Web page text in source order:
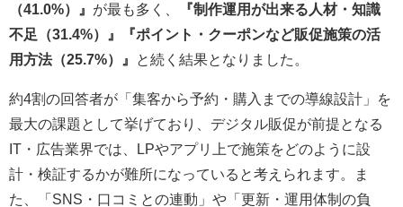
（41.0%）』 が最も多く、
『制作運用が出来る人材・知識
不足（31.4%）』『ポイント・クーポンなど販促施策の活
用方法（25.7%）』
と続く結果となりました。
約4割の回答者が「集客から予約・購入までの導線設計」を
最大の課題として挙げており、デジタル販促が前提となる
IT・広告業界では、LPやアプリ上で施策をどのように設
計・検証するかが難所になっていると考えられます。ま
た、「SNS・口コミとの連動」や「更新・運用体制の負